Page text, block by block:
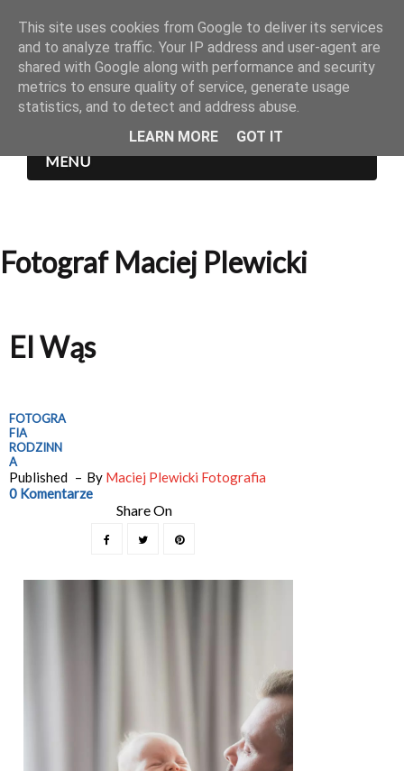
MENU
Fotograf Maciej Plewicki
El Wąs
FOTOGRA
FIA
RODZINN
A
Published By Maciej Plewicki Fotografia
0 Komentarze
This site uses cookies from Google to deliver its services
and to analyze traffic. Your IP address and user-agent are
shared with Google along with performance and security
metrics to ensure quality of service, generate usage
statistics, and to detect and address abuse.
LEARN MORE
GOT IT